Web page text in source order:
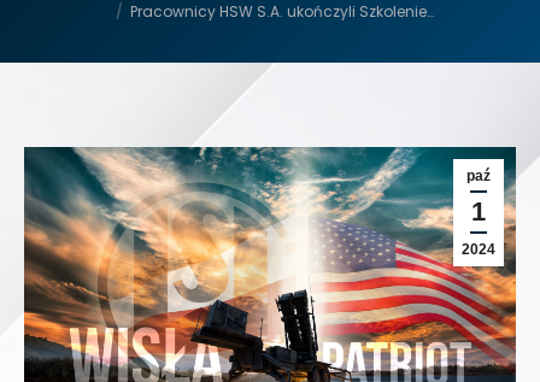
Pracownicy HSW S.A. ukończyli Szkolenie…
paź
1
2024